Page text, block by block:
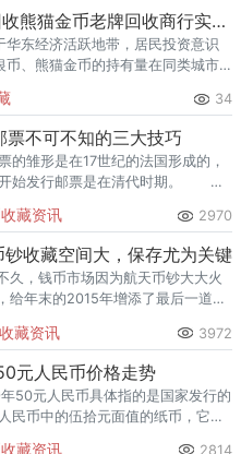
里，能精准识别版别溢
龙南回收熊猫金币老牌回收商行实力盘点
华东经济活跃地带，居民投资意识
币、熊猫金币的持有量在同类城市
的需求就明显升温，但鱼龙混杂的
里，能精准识别版别溢
34
票不可不知的三大技巧
雏形是在17世纪的法国形成的，
始发行邮票是在清代时期。 目
个性化邮票等。
藏资讯 2970
钞收藏空间大，保存尤为关键
，钱币市场因为航天币钞大大火
给年末的2015年增添了最后一道绚
藏资讯 3972
元人民币价格走势
元人民币具体指的是国家发行的
民币中的伍拾元面值的纸币，它的
藏资讯 2814